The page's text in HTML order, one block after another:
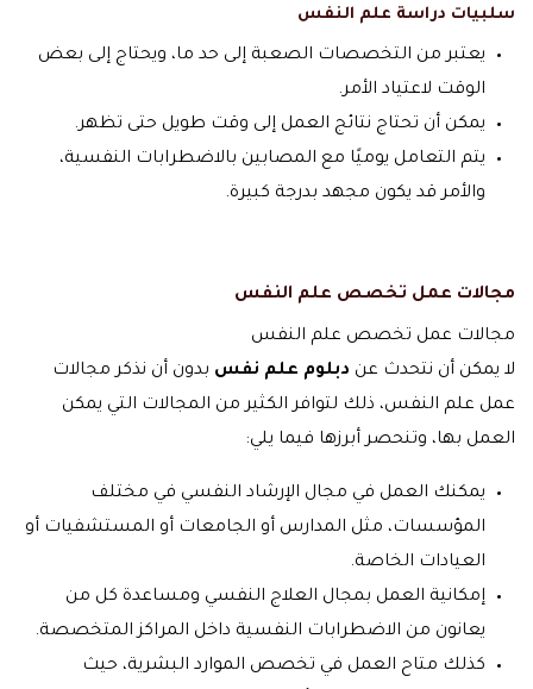
سلبيات دراسة علم النفس
يعتبر من التخصصات الصعبة إلى حد ما، ويحتاج إلى بعض
الوقت لاعتياد الأمر.
يمكن أن تحتاج نتائج العمل إلى وقت طويل حتى تظهر.
يتم التعامل يوميًا مع المصابين بالاضطرابات النفسية،
والأمر قد يكون مجهد بدرجة كبيرة.
مجالات عمل تخصص علم النفس
مجالات عمل تخصص علم النفس
لا يمكن أن نتحدث عن دبلوم علم نفس بدون أن نذكر مجالات
عمل علم النفس، ذلك لتوافر الكثير من المجالات التي يمكن
العمل بها، وتنحصر أبرزها فيما يلي:
يمكنك العمل في مجال الإرشاد النفسي في مختلف
المؤسسات، مثل المدارس أو الجامعات أو المستشفيات أو
العيادات الخاصة.
إمكانية العمل بمجال العلاج النفسي ومساعدة كل من
يعانون من الاضطرابات النفسية داخل المراكز المتخصصة.
كذلك متاح العمل في تخصص الموارد البشرية، حيث